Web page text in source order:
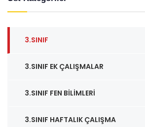
3.SINIF
3.SINIF EK ÇALIŞMALAR
3.SINIF FEN BILIMLERI
3.SINIF HAFTALIK ÇALIŞMA